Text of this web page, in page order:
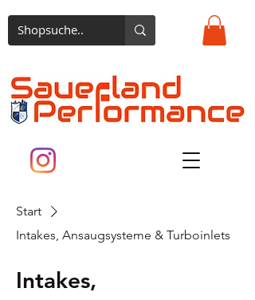
Start
Intakes, Ansaugsysteme & Turboinlets
Intakes,